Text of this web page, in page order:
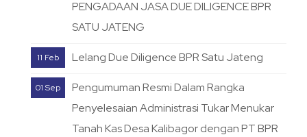
PENGADAAN JASA DUE DILIGENCE BPR
SATU JATENG
11 Feb Lelang Due Diligence BPR Satu Jateng
01 Sep
Pengumuman Resmi Dalam Rangka
Penyelesaian Administrasi Tukar Menukar
Tanah Kas Desa Kalibagor dengan PT BPR